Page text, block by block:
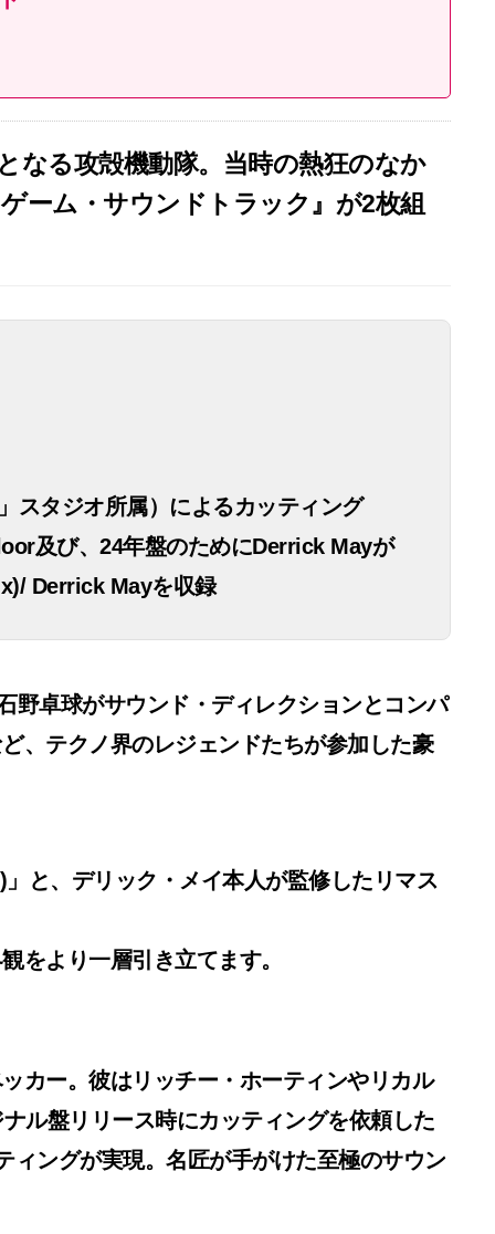
なる攻殻機動隊。当時の熱狂のなか
ーム・サウンドトラック』が2枚組
スタジオ所属）によるカッティング
及び、24年盤のためにDerrick Mayが
Derrick Mayを収録
野卓球がサウンド・ディレクションとコンパ
、テクノ界のレジェンドたちが参加した豪
と、デリック・メイ本人が監修したリマス
をより一層引き立てます。
カー。彼はリッチー・ホーティンやリカル
ル盤リリース時にカッティングを依頼した
ングが実現。名匠が手がけた至極のサウン